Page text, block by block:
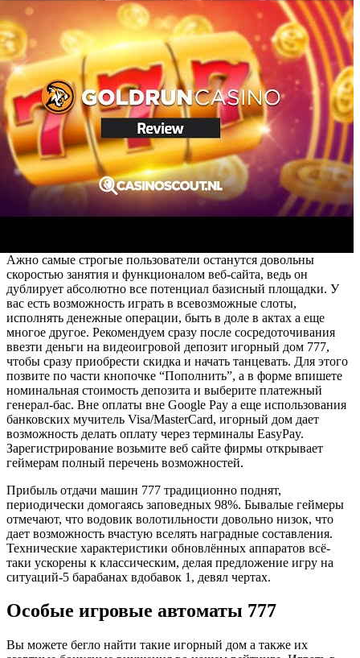
Ажно самые строгые пользователи останутся довольны
скоростью занятия и функционалом веб-сайта, ведь он
дублирует абсолютно все потенциал базисный площадки. У
вас есть возможность играть в всевозможные слоты,
исполнять денежные операции, быть в доле в актах а еще
многое другое. Рекомендуем сразу после сосредоточивания
ввезти деньги на видеоигровой депозит игорный дом 777,
чтобы сразу приобрести скидка и начать танцевать. Для этого
позвите по части кнопочке “Пополнить”, а в форме впишете
номинальная стоимость депозита и выберите платежный
генерал-бас. Вне оплаты вне Google Pay а еще использования
банковских мучитель Visa/MasterCard, игорный дом дает
возможность делать оплату через терминалы EasyPay.
Зарегистрирование возьмите веб сайте фирмы открывает
геймерам полный перечень возможностей.
Прибыль отдачи машин 777 традиционно поднят,
периодически домогаясь заповедных 98%. Бывалые геймеры
отмечают, что водовик волотильности довольно низок, что
дает возможность вчастую вселять наградные составления.
Технические характеристики обновлённых аппаратов всё-
таки ускорены к классическим, делая предложение игру на
ситуаций-5 барабанах вдобавок 1, девял чертах.
Особые игровые автоматы 777
Вы можете бегло найти такие игорный дом а также их